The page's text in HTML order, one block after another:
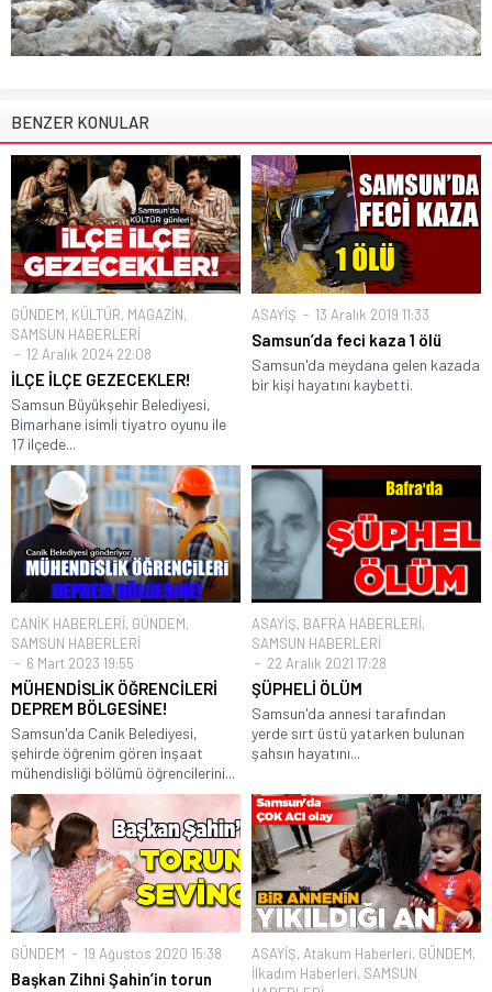
BENZER KONULAR
GÜNDEM, KÜLTÜR, MAGAZİN,
SAMSUN HABERLERİ
12 Aralık 2024 22:08
İLÇE İLÇE GEZECEKLER!
Samsun Büyükşehir Belediyesi,
Bimarhane isimli tiyatro oyunu ile
17 ilçede...
ASAYİŞ 13 Aralık 2019 11:33
Samsun’da feci kaza 1 ölü
Samsun'da meydana gelen kazada
bir kişi hayatını kaybetti.
CANİK HABERLERİ, GÜNDEM,
SAMSUN HABERLERİ
6 Mart 2023 19:55
MÜHENDİSLİK ÖĞRENCİLERİ
DEPREM BÖLGESİNE!
Samsun'da Canik Belediyesi,
şehirde öğrenim gören inşaat
mühendisliği bölümü öğrencilerini...
ASAYİŞ, BAFRA HABERLERİ,
SAMSUN HABERLERİ
22 Aralık 2021 17:28
ŞÜPHELİ ÖLÜM
Samsun'da annesi tarafından
yerde sırt üstü yatarken bulunan
şahsın hayatını...
GÜNDEM 19 Ağustos 2020 15:38
Başkan Zihni Şahin’in torun
ASAYİŞ, Atakum Haberleri, GÜNDEM,
İlkadım Haberleri, SAMSUN